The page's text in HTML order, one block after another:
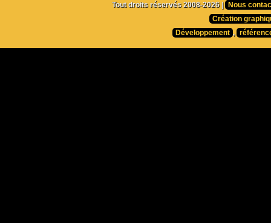
Tout droits réservés 2008-2026 |
Nous
Création
Développement ,